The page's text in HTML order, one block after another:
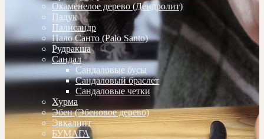
Окаменелое дерево (Дендролит)
Падук
Палисандр
Пало Санто (Palo Santo)
Рудракша
Сандал
Сандаловые бусы
Сандаловый браслет
Сандаловые четки
Хурма
Эбен (Эбеновое дерево)
Эвкалипт
БУМАГА